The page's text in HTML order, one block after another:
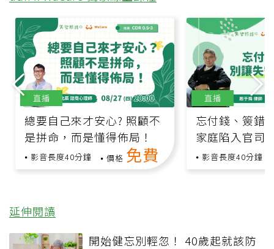
總要自己來才安心? 照顧不
是拼命，而是懂得佈局！
影音長度40分鐘 價格 免費
直播
忘付錢、簽錯
家庭陷入官司
影音長度40分鐘
直播
延伸閱讀
開始健忘別輕忽！ 40歲起就該防